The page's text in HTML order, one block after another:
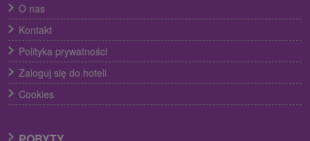
O nas
Kontakt
Polityka prywatności
Zaloguj się do hoteli
Cookies